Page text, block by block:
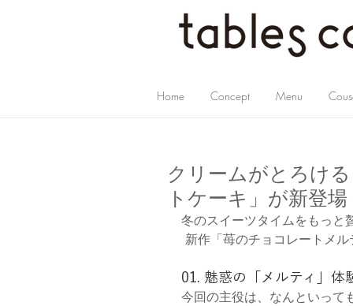
Home Concept Menu
クリームがとろけ
トケーキ」が新登場
冬のスイーツタイムをもっと
新作「苺のチョコレートメル
01. 魅惑の「メルティ」体
今回の主役は、なんといって